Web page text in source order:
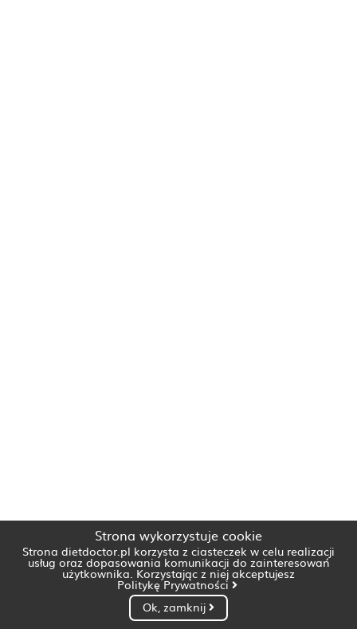
Strona wykorzystuje cookie
Strona dietdoctor.pl korzysta z ciasteczek w celu realizacji
usług oraz dopasowania komunikacji do zainteresowań
użytkownika. Korzystając z niej akceptujesz
Politykę Prywatności
Ok, zamknij